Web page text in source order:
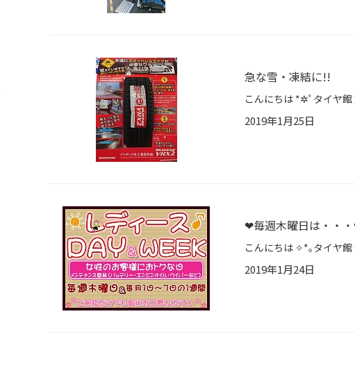
急な雪・凍結に!!
2019年1月25日
❤︎毎週木曜日は・・
2019年1月24日